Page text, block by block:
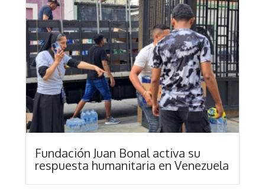
Fundación Juan Bonal activa su
respuesta humanitaria en Venezuela